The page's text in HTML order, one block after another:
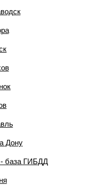
Дону
- база ГИБДД